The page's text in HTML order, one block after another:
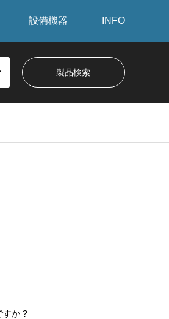
設備機器 INFO
すか ?